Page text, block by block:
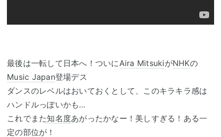
最後は一転して日本へ！ついにAira MitsukiがNHKの
Music Japan登場デス
ダンスのレベルはおいておくとして、このキラキラ感は
ハンドルっぽいかも…
これでまた知名度あがったかなー！美しすぎる！ある一
定の部位が！